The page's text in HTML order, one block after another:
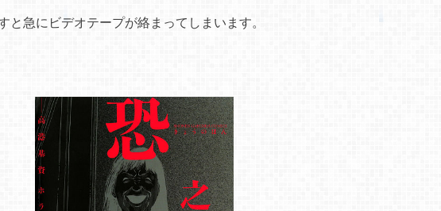
と急にビデオテープが絡まってしまいます。